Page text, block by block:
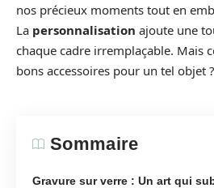
nos précieux moments tout en
La personnalisation ajoute une
chaque cadre irremplaçable. Mais
bons accessoires pour un tel objet
Sommaire
Gravure sur verre : Un art qui